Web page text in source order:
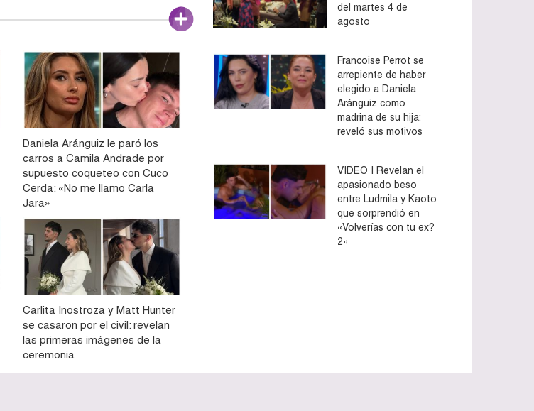
Daniela Aránguiz le paró los
carros a Camila Andrade por
supuesto coqueteo con Cuco
Cerda: «No me llamo Carla
Jara»
Carlita Inostroza y Matt Hunter
se casaron por el civil: revelan
las primeras imágenes de la
ceremonia
del martes 4 de
agosto
Francoise Perrot se
arrepiente de haber
elegido a Daniela
Aránguiz como
madrina de su hija:
reveló sus motivos
VIDEO | Revelan el
apasionado beso
entre Ludmila y Kaoto
que sorprendió en
«Volverías con tu ex?
2»